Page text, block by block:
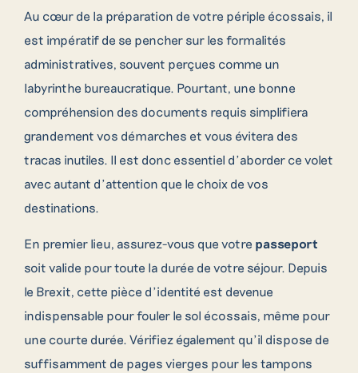
Au cœur de la préparation de votre périple écossais, il
est impératif de se pencher sur les formalités
administratives, souvent perçues comme un
labyrinthe bureaucratique. Pourtant, une bonne
compréhension des documents requis simplifiera
grandement vos démarches et vous évitera des
tracas inutiles. Il est donc essentiel d’aborder ce volet
avec autant d’attention que le choix de vos
destinations.
En premier lieu, assurez-vous que votre passeport
soit valide pour toute la durée de votre séjour. Depuis
le Brexit, cette pièce d’identité est devenue
indispensable pour fouler le sol écossais, même pour
une courte durée. Vérifiez également qu’il dispose de
suffisamment de pages vierges pour les tampons